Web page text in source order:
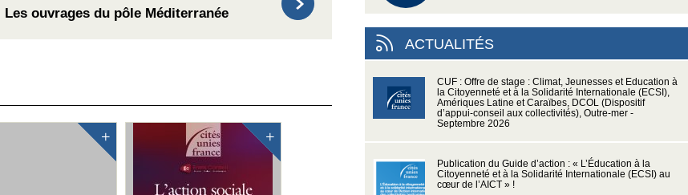
Les ouvrages du pôle Méditerranée
ACTUALITÉS
CUF : Offre de stage : Climat, Jeunesses et Education à
la Citoyenneté et à la Solidarité Internationale (ECSI),
Amériques Latine et Caraïbes, DCOL (Dispositif
d’appui-conseil aux collectivités), Outre-mer -
Septembre 2026
Publication du Guide d’action : « L’Éducation à la
Citoyenneté et à la Solidarité Internationale (ECSI) au
cœur de l’AICT » !